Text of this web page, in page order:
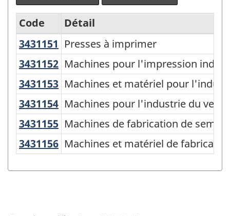
Variante
du
SCPAN
Canada
2017
version
1.0
Code
Détail
3431151 Presses à imprimer
Presses à imprimer
3431152 Machines pour l'impression
Machines pour l'impression
3431153 Machines et matériel pour
Machines et matériel pour
3431154 Machines pour l'industrie du
Machines pour l'industrie du
3431155 Machines de fabrication de
Machines de fabrication de semi-
3431156 Machines et matériel de
Machines et matériel de